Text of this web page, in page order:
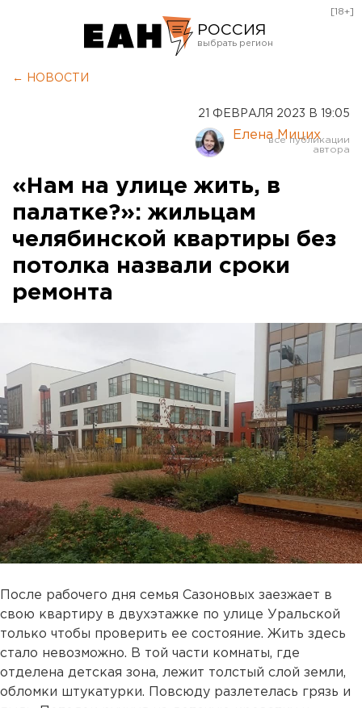
РОССИЯ
Курган
Оренбург
[18+]
← НОВОСТИ
21 ФЕВРАЛЯ 2023 В 19:05
Елена Мицих
«Нам на улице жить, в
палатке?»: жильцам
челябинской квартиры без
потолка назвали сроки
ремонта
После рабочего дня семья Сазоновых заезжает в
свою квартиру в двухэтажке по улице Уральской
только чтобы проверить ее состояние. Жить здесь
стало невозможно. В той части комнаты, где
отделена детская зона, лежит толстый слой земли,
обломки штукатурки. Повсюду разлетелась грязь и